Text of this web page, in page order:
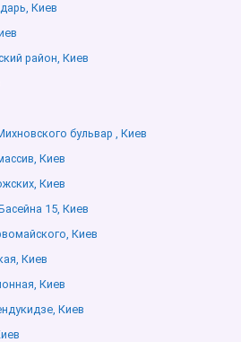
Киев
район, Киев
бульвар , Киев
Киев
Киев
15, Киев
Киев
Киев
Киев
Киев